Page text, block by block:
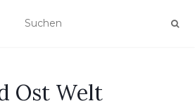
Ost Welt